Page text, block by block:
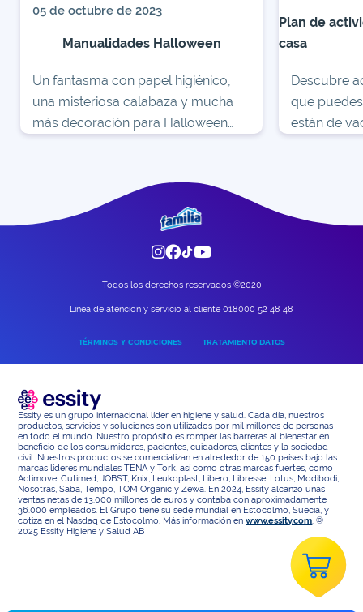
05 de octubre de 2023
Manualidades Halloween
Un fantasma con papel higiénico,
una misteriosa calabaza y mucha
más decoración para Halloween
Plan de
casa
Descubre
que
están de
Todos los derechos reservados ©2020
Linea de atención y servicio al cliente 018000 52 48 48
TÉRMINOS Y CONDICIONES TRATAMIENTO DATOS
Essity es un grupo internacional líder en higiene y salud. Cada día, nuestros
productos, servicios y soluciones son utilizados por mil millones de personas
en todo el mundo. Nuestro propósito es romper las barreras al bienestar en
beneficio de los consumidores, pacientes, cuidadores, clientes y la sociedad
civil. Nuestros productos se comercializan en alrededor de 150 países bajo las
marcas líderes mundiales TENA y Tork, así como otras marcas fuertes, como
Actimove, Cutimed, JOBST, Knix, Leukoplast, Libero, Libresse, Lotus, Modibodi,
Nosotras, Saba, Tempo, TOM Organic y Zewa. En 2024, Essity alcanzó unas
ventas netas de 13.000 millones de euros y contaba con aproximadamente
36.000 empleados. El Grupo tiene su sede mundial en Estocolmo, Suecia, y
cotiza en el Nasdaq de Estocolmo. Más información enwww.essity.com. ©
2025 Essity Higiene y Salud AB